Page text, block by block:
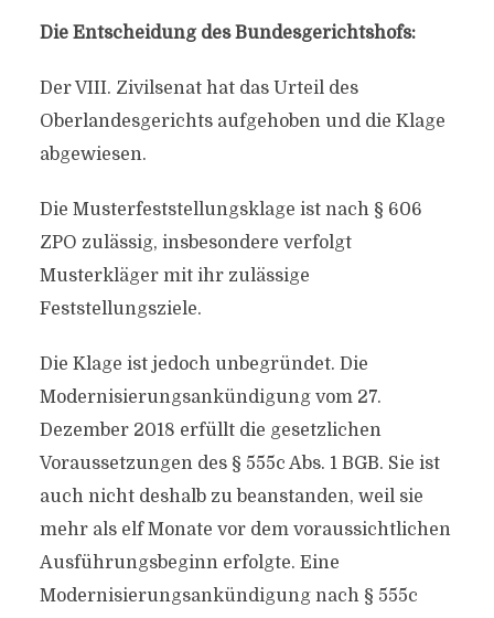
Die Entscheidung des Bundesgerichtshofs:
Der VIII. Zivilsenat hat das Urteil des
Oberlandesgerichts aufgehoben und die Klage
abgewiesen.
Die Musterfeststellungsklage ist nach § 606
ZPO zulässig, insbesondere verfolgt
Musterkläger mit ihr zulässige
Feststellungsziele.
Die Klage ist jedoch unbegründet. Die
Modernisierungsankündigung vom 27.
Dezember 2018 erfüllt die gesetzlichen
Voraussetzungen des § 555c Abs. 1 BGB. Sie ist
auch nicht deshalb zu beanstanden, weil sie
mehr als elf Monate vor dem voraussichtlichen
Ausführungsbeginn erfolgte. Eine
Modernisierungsankündigung nach § 555c